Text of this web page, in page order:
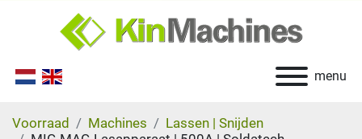
menu
Voorraad Machines
Lassen | Snijden